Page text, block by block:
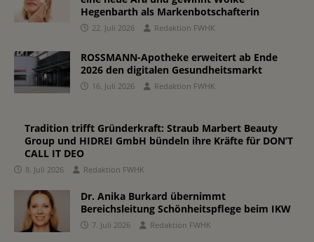
Hegenbarth als Markenbotschafterin
22. Juli 2026 Redaktion FWHK
ROSSMANN-Apotheke erweitert ab Ende
2026 den digitalen Gesundheitsmarkt
16. Juli 2026 Redaktion FWHK
Tradition trifft Gründerkraft: Straub Marbert Beauty
Group und HIDREI GmbH bündeln ihre Kräfte für DON’T
CALL IT DEO
8. Juli 2026 Redaktion FWHK
Dr. Anika Burkard übernimmt
Bereichsleitung Schönheitspflege beim IKW
7. Juli 2026 Redaktion FWHK